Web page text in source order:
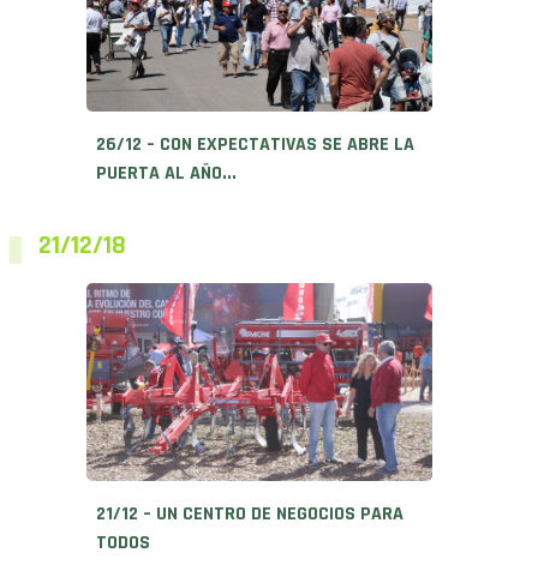
26/12 – CON EXPECTATIVAS SE ABRE LA
PUERTA AL AÑO...
21/12/18
21/12 – UN CENTRO DE NEGOCIOS PARA
TODOS